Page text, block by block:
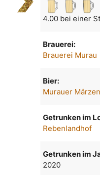
4.00 bei einer
Brauerei:
Brauerei Murau
Bier:
Murauer Märzen
Getrunken im
Rebenlandhof
Getrunken im
2020